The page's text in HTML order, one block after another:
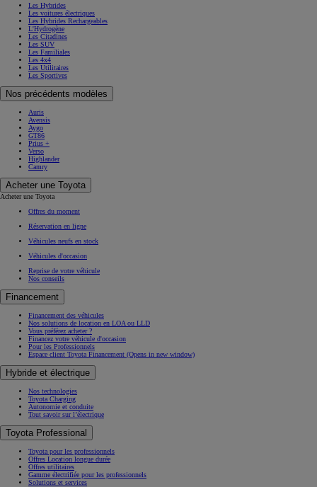
Les Hybrides
Les voitures électriques
Les Hybrides Rechargeables
L'Hydrogène
Les Citadines
Les SUV
Les Familiales
Les 4x4
Les Utilitaires
Les Sportives
Nos précédents modèles
Auris
Avensis
Aygo
GT86
Prius +
Verso
Highlander
Camry
Acheter une Toyota
Acheter une Toyota
Offres du moment
Réservation en ligne
Véhicules neufs en stock
Véhicules d'occasion
Reprise de votre véhicule
Nos conseils
Financement
Financement des véhicules
Nos solutions de location en LOA ou LLD
Vous préférez acheter ?
Financez votre véhicule d'occasion
Pour les Professionnels
Espace client Toyota Financement (Opens in new window)
Hybride et électrique
Nos technologies
Toyota Charging
Autonomie et conduite
Tout savoir sur l’électrique
Toyota Professional
Toyota pour les professionnels
Offres Location longue durée
Offres utilitaires
Gamme électrifiée pour les professionnels
Solutions et services